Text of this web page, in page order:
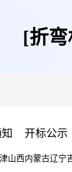
[折
开标公示
山西内蒙古辽宁